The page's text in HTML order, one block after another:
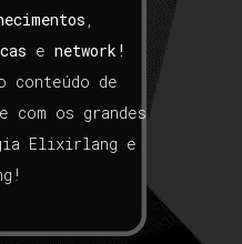
,
e network!
conteúdo de
com os grandes
Elixirlang e